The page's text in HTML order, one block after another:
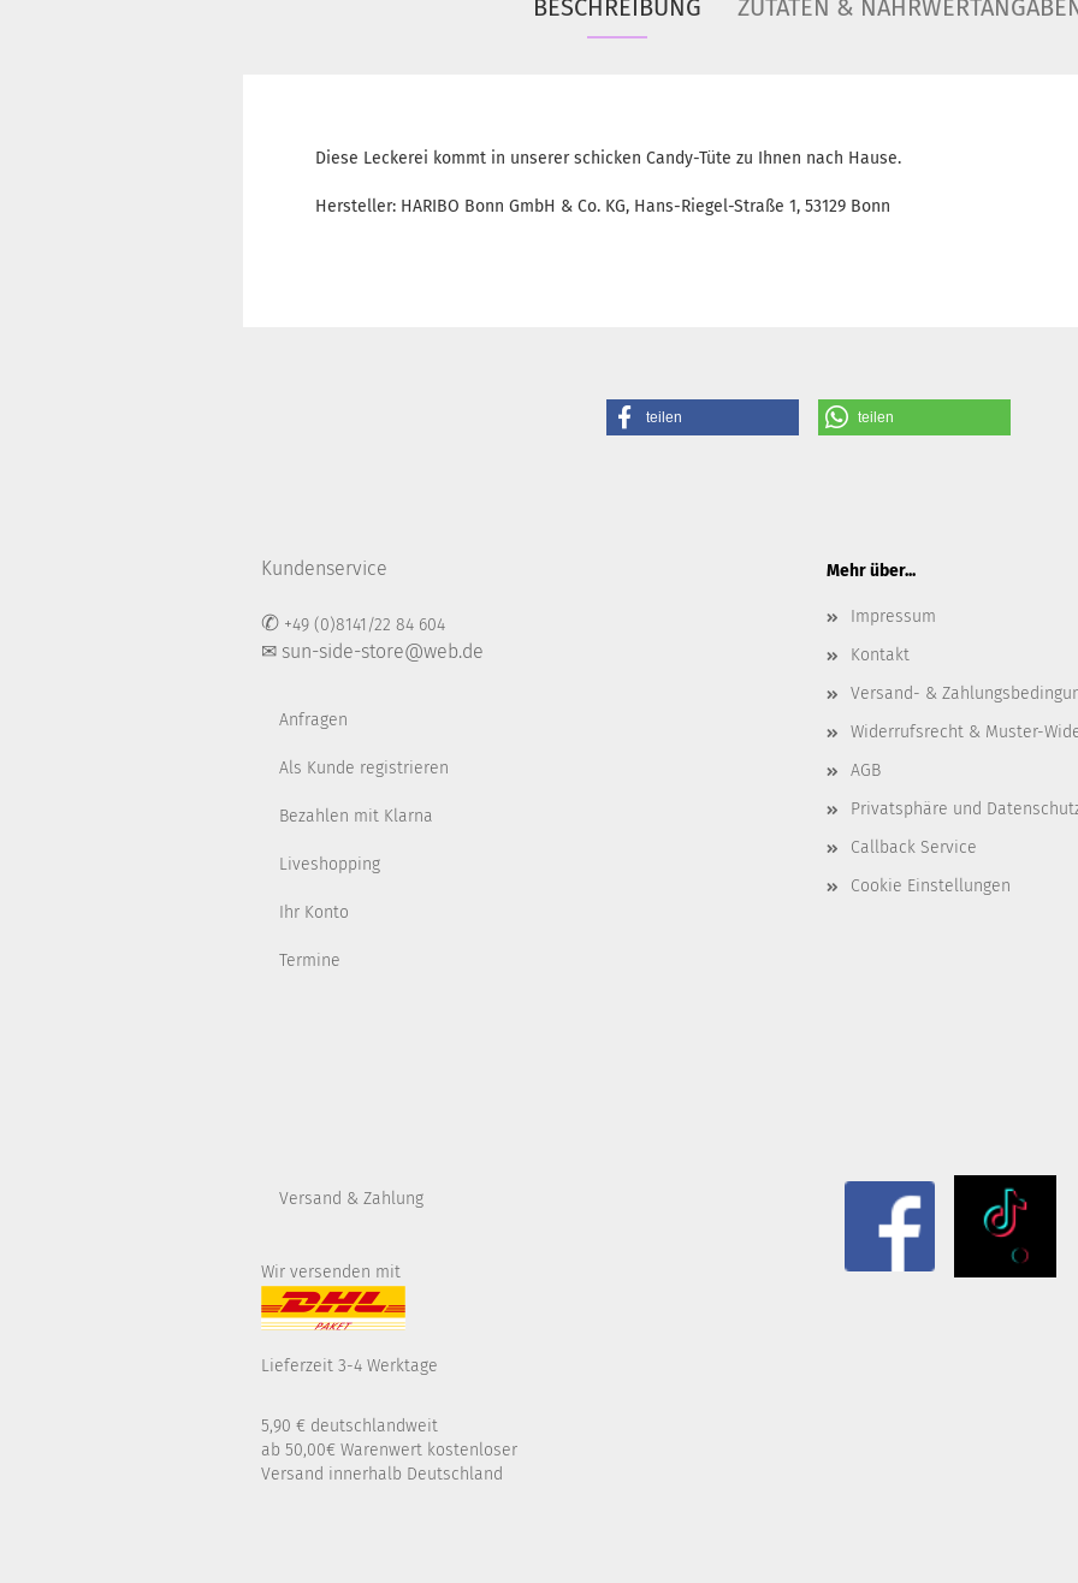
BESCHREIBUNG ZUTATEN &
Diese Leckerei kommt in unserer schicken Candy-Tüte zu Ihnen nach Hause.
Hersteller: HARIBO Bonn GmbH & Co. KG, Hans-Riegel-Straße 1, 53129 Bonn
teilen teilen
Kundenservice
✆ +49 (0)8141/22 84 604
✉ sun-side-store@web.de
Anfragen
Als Kunde registrieren
Bezahlen mit Klarna
Liveshopping
Ihr Konto
Termine
Mehr über...
Impressum
Kontakt
Versand- &
Widerrufsrecht & Muster-
AGB
Privatsphäre und
Callback Service
Cookie Einstellungen
Versand & Zahlung
Wir versenden mit
Lieferzeit 3-4 Werktage
5,90 € deutschlandweit
ab 50,00€ Warenwert kostenloser
Versand innerhalb Deutschland